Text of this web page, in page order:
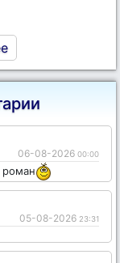
06-08-2026 00:00
роман
05-08-2026 23:31